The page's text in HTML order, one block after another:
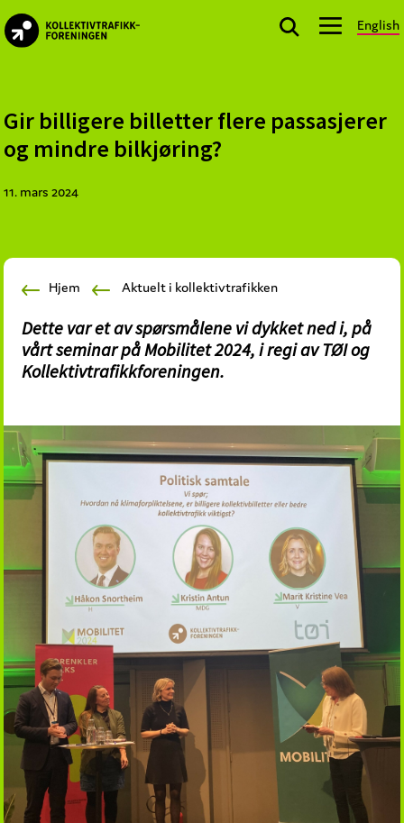
Skip
to
Skip
to
Skip
to
English
offentlige
aktører
planlegger,
kollektivtrafikk-
mobilitetstjenester
Gir billigere billetter flere passasjerer
og mindre bilkjøring?
11. mars 2024
Hjem Aktuelt i kollektivtrafikken
Dette var et av spørsmålene vi dykket ned i, på
vårt seminar på Mobilitet 2024, i regi av TØI og
Kollektivtrafikkforeningen.